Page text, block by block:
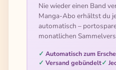
Nie wieder einen Band
Manga-Abo erhältst du
automatisch –
monatlichen
Automatisch zum
Versand gebündelt